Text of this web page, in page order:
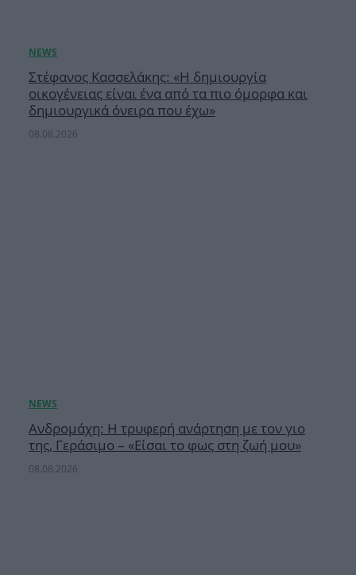
Στέφανος Κασσελάκης: «Η δημιουργία
οικογένειας είναι ένα από τα πιο όμορφα και
δημιουργικά όνειρα που έχω»
08.08.2026
Ανδρομάχη: Η τρυφερή ανάρτηση με τον γιο
της, Γεράσιμο – «Είσαι το φως στη ζωή μου»
08.08.2026